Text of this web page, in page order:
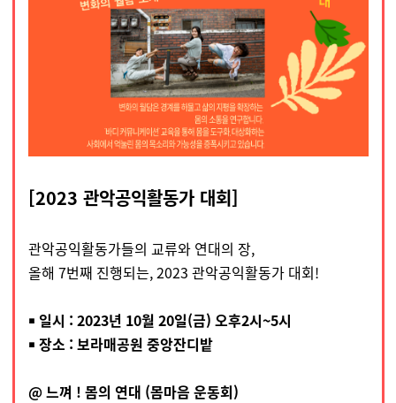
[2023 관악공익활동가 대회]
관악공익활동가들의 교류와 연대의 장,
올해 7번째 진행되는, 2023 관악공익활동가 대회!
￭ 일시 : 2023년 10월 20일(금) 오후2시~5시
￭ 장소 : 보라매공원 중앙잔디밭
@ 느껴 ! 몸의 연대 (몸마음 운동회)